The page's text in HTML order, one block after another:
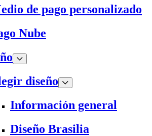
de pago personalizado
Nube
diseño
Información general
Diseño Brasilia